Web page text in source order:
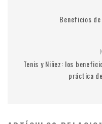
Beneficios
Tenis y Niñez: los
práctica